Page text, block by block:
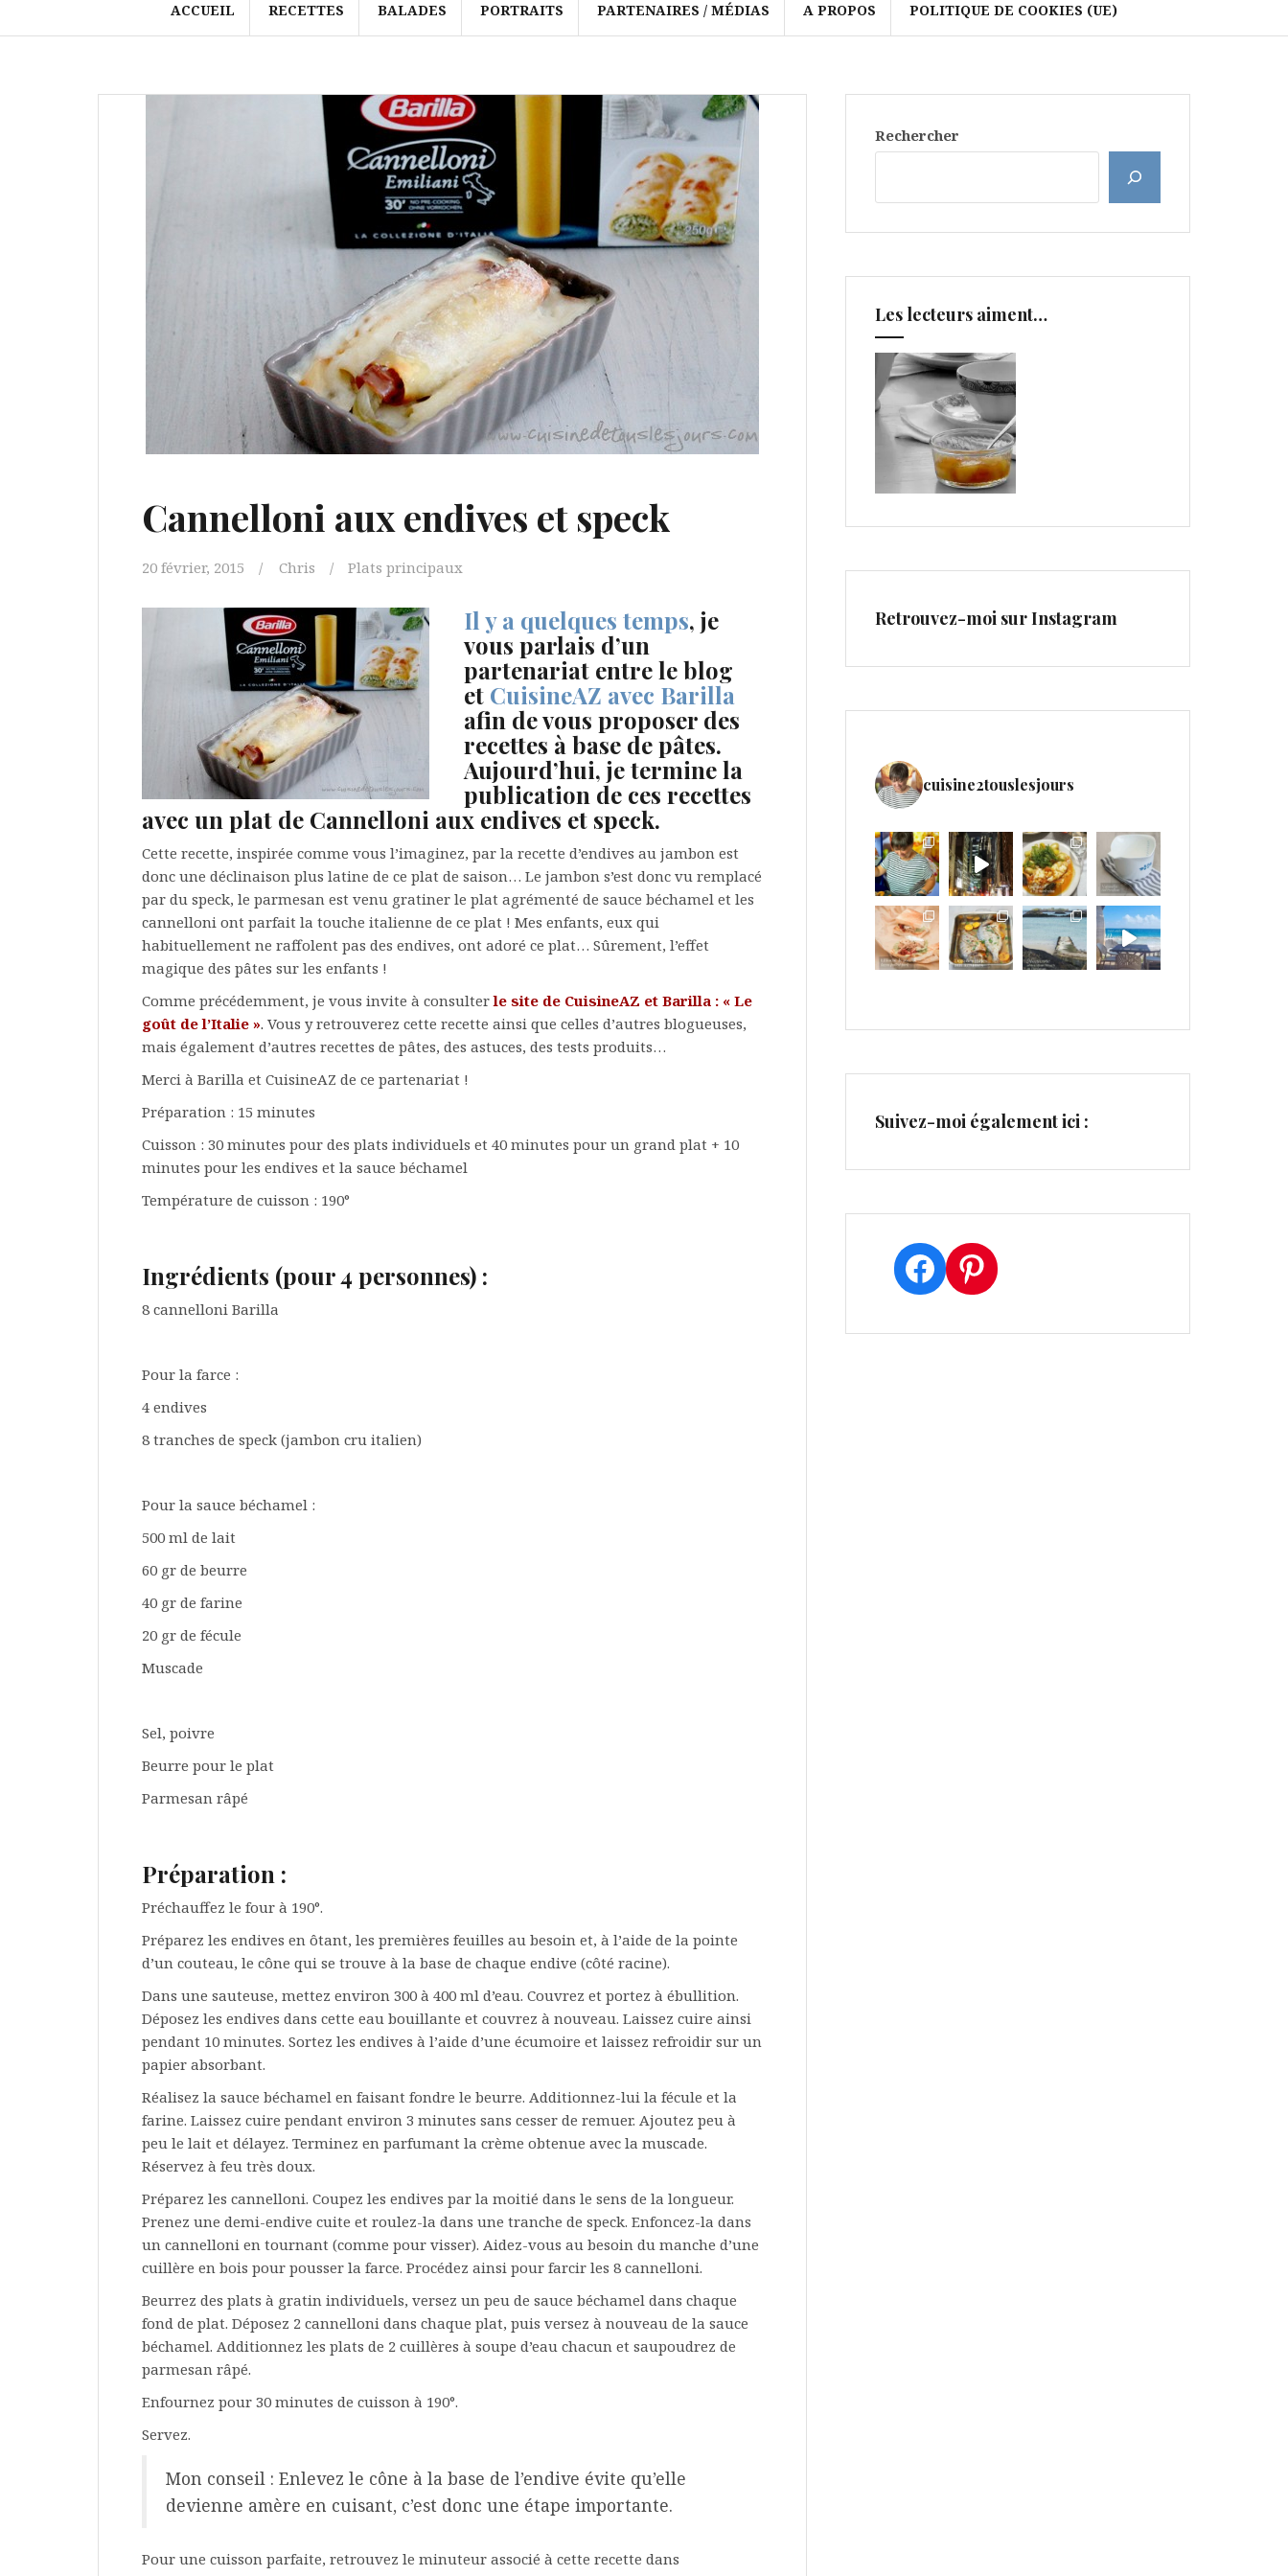
ACCUEIL RECETTES BALADES PORTRAITS PARTENAIRES / MÉDIAS A PROPOS POLITIQUE DE COOKIES (UE)
Cannelloni aux endives et speck
20 février, 2015 Chris Plats principaux
Il y a quelques temps, je
vous parlais d’un
partenariat entre le blog
et CuisineAZ avec Barilla
afin de vous proposer des
recettes à base de pâtes.
Aujourd’hui, je termine la
publication de ces recettes
avec un plat de Cannelloni aux endives et speck.
Cette recette, inspirée comme vous l’imaginez, par la recette d’endives au jambon est
donc une déclinaison plus latine de ce plat de saison… Le jambon s’est donc vu remplacé
par du speck, le parmesan est venu gratiner le plat agrémenté de sauce béchamel et les
cannelloni ont parfait la touche italienne de ce plat ! Mes enfants, eux qui
habituellement ne raffolent pas des endives, ont adoré ce plat… Sûrement, l’effet
magique des pâtes sur les enfants !
Comme précédemment, je vous invite à consulterle site de CuisineAZ et Barilla : « Le
goût de l’Italie ». Vous y retrouverez cette recette ainsi que celles d’autres blogueuses,
mais également d’autres recettes de pâtes, des astuces, des tests produits…
Merci à Barilla et CuisineAZ de ce partenariat !
Préparation : 15 minutes
Cuisson : 30 minutes pour des plats individuels et 40 minutes pour un grand plat + 10
minutes pour les endives et la sauce béchamel
Température de cuisson : 190°
Ingrédients (pour 4 personnes) :
8 cannelloni Barilla
Pour la farce :
4 endives
8 tranches de speck (jambon cru italien)
Pour la sauce béchamel :
500 ml de lait
60 gr de beurre
40 gr de farine
20 gr de fécule
Muscade
Sel, poivre
Beurre pour le plat
Parmesan râpé
Préparation :
Préchauffez le four à 190°.
Préparez les endives en ôtant, les premières feuilles au besoin et, à l’aide de la pointe
d’un couteau, le cône qui se trouve à la base de chaque endive (côté racine).
Dans une sauteuse, mettez environ 300 à 400 ml d’eau. Couvrez et portez à ébullition.
Déposez les endives dans cette eau bouillante et couvrez à nouveau. Laissez cuire ainsi
pendant 10 minutes. Sortez les endives à l’aide d’une écumoire et laissez refroidir sur un
papier absorbant.
Réalisez la sauce béchamel en faisant fondre le beurre. Additionnez-lui la fécule et la
farine. Laissez cuire pendant environ 3 minutes sans cesser de remuer. Ajoutez peu à
peu le lait et délayez. Terminez en parfumant la crème obtenue avec la muscade.
Réservez à feu très doux.
Préparez les cannelloni. Coupez les endives par la moitié dans le sens de la longueur.
Prenez une demi-endive cuite et roulez-la dans une tranche de speck. Enfoncez-la dans
un cannelloni en tournant (comme pour visser). Aidez-vous au besoin du manche d’une
cuillère en bois pour pousser la farce. Procédez ainsi pour farcir les 8 cannelloni.
Beurrez des plats à gratin individuels, versez un peu de sauce béchamel dans chaque
fond de plat. Déposez 2 cannelloni dans chaque plat, puis versez à nouveau de la sauce
béchamel. Additionnez les plats de 2 cuillères à soupe d’eau chacun et saupoudrez de
parmesan râpé.
Enfournez pour 30 minutes de cuisson à 190°.
Servez.
Mon conseil : Enlevez le cône à la base de l’endive évite qu’elle
devienne amère en cuisant, c’est donc une étape importante.
Pour une cuisson parfaite, retrouvez le minuteur associé à cette recette dans
Rechercher
Les lecteurs aiment…
Retrouvez-moi sur Instagram
cuisine2touslesjours
Suivez-moi également ici :
Facebook
Pinterest